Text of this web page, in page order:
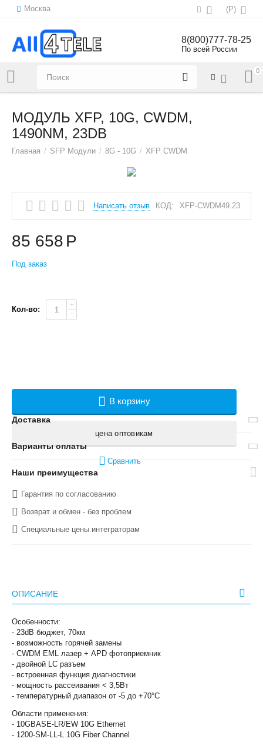
Москва (Р)
Напишите нам:sales@all4tele.com
8(800)777-78-25
По всей России
0
МОДУЛЬ XFP, 10G, CWDM,
1490NM, 23DB
Главная / SFP Модули / 8G - 10G / XFP CWDM
Написать отзыв КОД: XFP-CWDM49.23
85 658 Р
Под заказ
Кол-во:
+
−
В корзину
цена оптовикам
Сравнить
Доставка
Варианты оплаты
Наши преимущества
Гарантия по согласованию
Возврат и обмен - без проблем
Специальные цены интеграторам
ОПИСАНИЕ
Особенности:
- 23dB бюджет, 70км
- возможность горячей замены
- CWDM EML лазер + APD фотоприемник
- двойной LC разъем
- встроенная функция диагностики
- мощность рассеивания < 3,5Вт
- температурный диапазон от -5 до +70°C
Области применения:
- 10GBASE-LR/EW 10G Ethernet
- 1200-SM-LL-L 10G Fiber Channel